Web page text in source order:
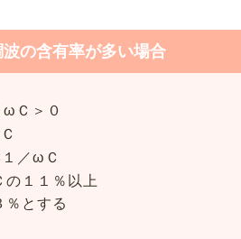
の含有率が多い場合
ωＣ＞０
／ωＣ
の１１％以上
％とする